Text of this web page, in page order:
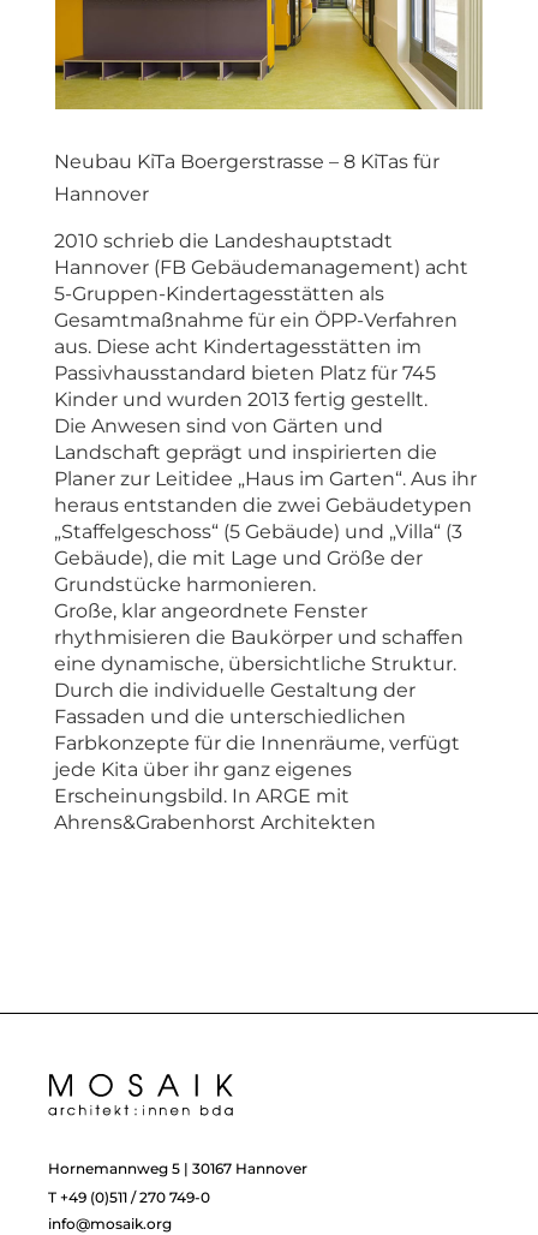
Neubau KiTa Boergerstrasse – 8 KiTas für
Hannover
2010 schrieb die Landeshauptstadt
Hannover (FB Gebäudemanagement) acht
5-Gruppen-Kindertagesstätten als
Gesamtmaßnahme für ein ÖPP-Verfahren
aus. Diese acht Kindertagesstätten im
Passivhausstandard bieten Platz für 745
Kinder und wurden 2013 fertig gestellt.
Die Anwesen sind von Gärten und
Landschaft geprägt und inspirierten die
Planer zur Leitidee „Haus im Garten“. Aus ihr
heraus entstanden die zwei Gebäudetypen
„Staffelgeschoss“ (5 Gebäude) und „Villa“ (3
Gebäude), die mit Lage und Größe der
Grundstücke harmonieren.
Große, klar angeordnete Fenster
rhythmisieren die Baukörper und schaffen
eine dynamische, übersichtliche Struktur.
Durch die individuelle Gestaltung der
Fassaden und die unterschiedlichen
Farbkonzepte für die Innenräume, verfügt
jede Kita über ihr ganz eigenes
Erscheinungsbild. In ARGE mit
Ahrens&Grabenhorst Architekten
Hornemannweg 5 | 30167 Hannover
T +49 (0)511 / 270 749-0
info@mosaik.org